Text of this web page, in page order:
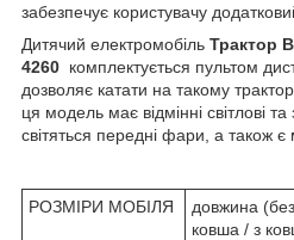
забезпечує користувачу
Дитячий електромобіль Трактор
4260 комплектується пультом
дозволяє катати на такому
ця модель має відмінні світлові
світяться передні фари, а також є
РОЗМІРИ МОБІЛЯ
довжина (без
ковша / з